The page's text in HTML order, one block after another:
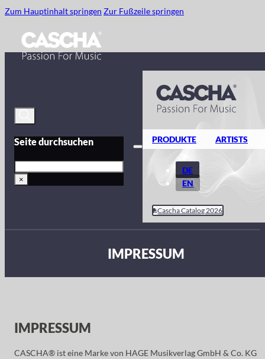
Zum Hauptinhalt springen Zur Fußzeile springen
Seite durchsuchen
×
PRODUKTE ARTISTS
DE
EN
Cascha Catalog 2026
IMPRESSUM
IMPRESSUM
CASCHA® ist eine Marke von HAGE Musikverlag GmbH & Co. KG